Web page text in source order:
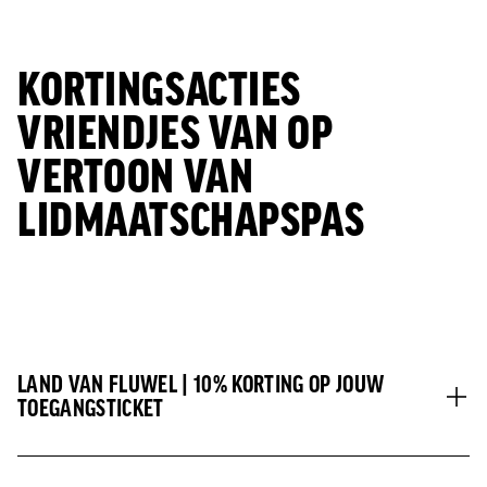
KORTINGSACTIES
VRIENDJES VAN OP
VERTOON VAN
LIDMAATSCHAPSPAS
LAND VAN FLUWEL | 10% KORTING OP JOUW
TOEGANGSTICKET